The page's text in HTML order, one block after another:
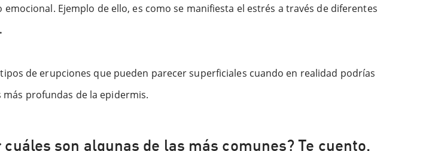
emocional. Ejemplo de ello, es como se manifiesta el estrés a través de diferentes
de erupciones que pueden parecer superficiales cuando en realidad podrías
profundas de la epidermis.
cuáles son algunas de las más comunes? Te cuento.